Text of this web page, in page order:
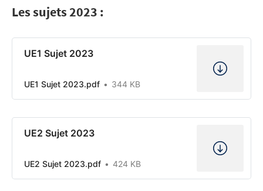
Les sujets 2023 :
UE1 Sujet 2023
UE1 Sujet 2023.pdf 344 KB
UE2 Sujet 2023
UE2 Sujet 2023.pdf 424 KB